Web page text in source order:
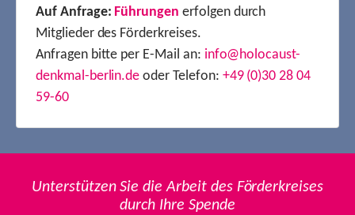
Auf Anfrage: Führungen erfolgen durch
Mitglieder des Förderkreises.
Anfragen bitte per E-Mail an: info@holocaust-
denkmal-berlin.de oder Telefon: +49 (0)30 28 04
59-60
Unterstützen Sie die Arbeit des Förderkreises
durch Ihre Spende